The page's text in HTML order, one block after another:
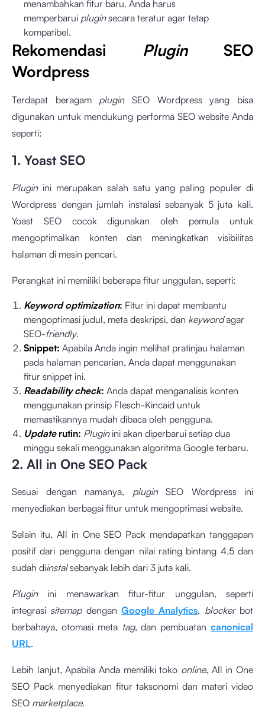
menambahkan fitur baru. Anda harus
memperbarui pluginsecara teratur agar tetap
kompatibel.
Rekomendasi Plugin SEO
Wordpress
Terdapat beragam pluginSEO Wordpress yang bisa
digunakan untuk mendukung performa SEO website Anda
seperti:
1. Yoast SEO
Plugin ini merupakan salah satu yang paling populer di
Wordpress dengan jumlah instalasi sebanyak 5 juta kali.
Yoast SEO cocok digunakan oleh pemula untuk
mengoptimalkan konten dan meningkatkan visibilitas
halaman di mesin pencari.
Perangkat ini memiliki beberapa fitur unggulan, seperti:
Keyword optimization: Fitur ini dapat membantu
mengoptimasi judul, meta deskripsi, dan keywordagar
SEO-friendly.
Snippet: Apabila Anda ingin melihat pratinjau halaman
pada halaman pencarian, Anda dapat menggunakan
fitur snippet ini.
Readability check: Anda dapat menganalisis konten
menggunakan prinsip Flesch-Kincaid untuk
memastikannya mudah dibaca oleh pengguna.
Update rutin: Plugin ini akan diperbarui setiap dua
minggu sekali menggunakan algoritma Google terbaru.
2. All in One SEO Pack
Sesuai dengan namanya, pluginSEO Wordpress ini
menyediakan berbagai fitur untuk mengoptimasi website.
Selain itu, All in One SEO Pack mendapatkan tanggapan
positif dari pengguna dengan nilai rating bintang 4.5 dan
sudah diinstalsebanyak lebih dari 3 juta kali.
Plugin ini menawarkan fitur-fitur unggulan, seperti
integrasi sitemapdenganGoogle Analytics, blockerbot
berbahaya, otomasi meta tag, dan pembuatan canonical
URL.
Lebih lanjut, Apabila Anda memiliki toko online, All in One
SEO Pack menyediakan fitur taksonomi dan materi video
SEO marketplace.